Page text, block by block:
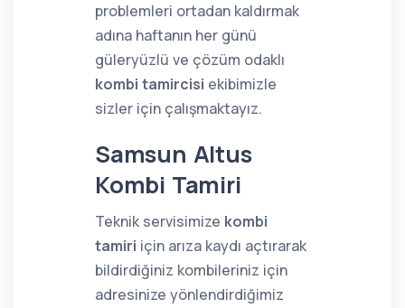
problemleri ortadan kaldırmak
adına haftanın her günü
güleryüzlü ve çözüm odaklı
kombi tamircisi ekibimizle
sizler için çalışmaktayız.
Samsun Altus
Kombi Tamiri
Teknik servisimize kombi
tamiri için arıza kaydı açtırarak
bildirdiğiniz kombileriniz için
adresinize yönlendirdiğimiz